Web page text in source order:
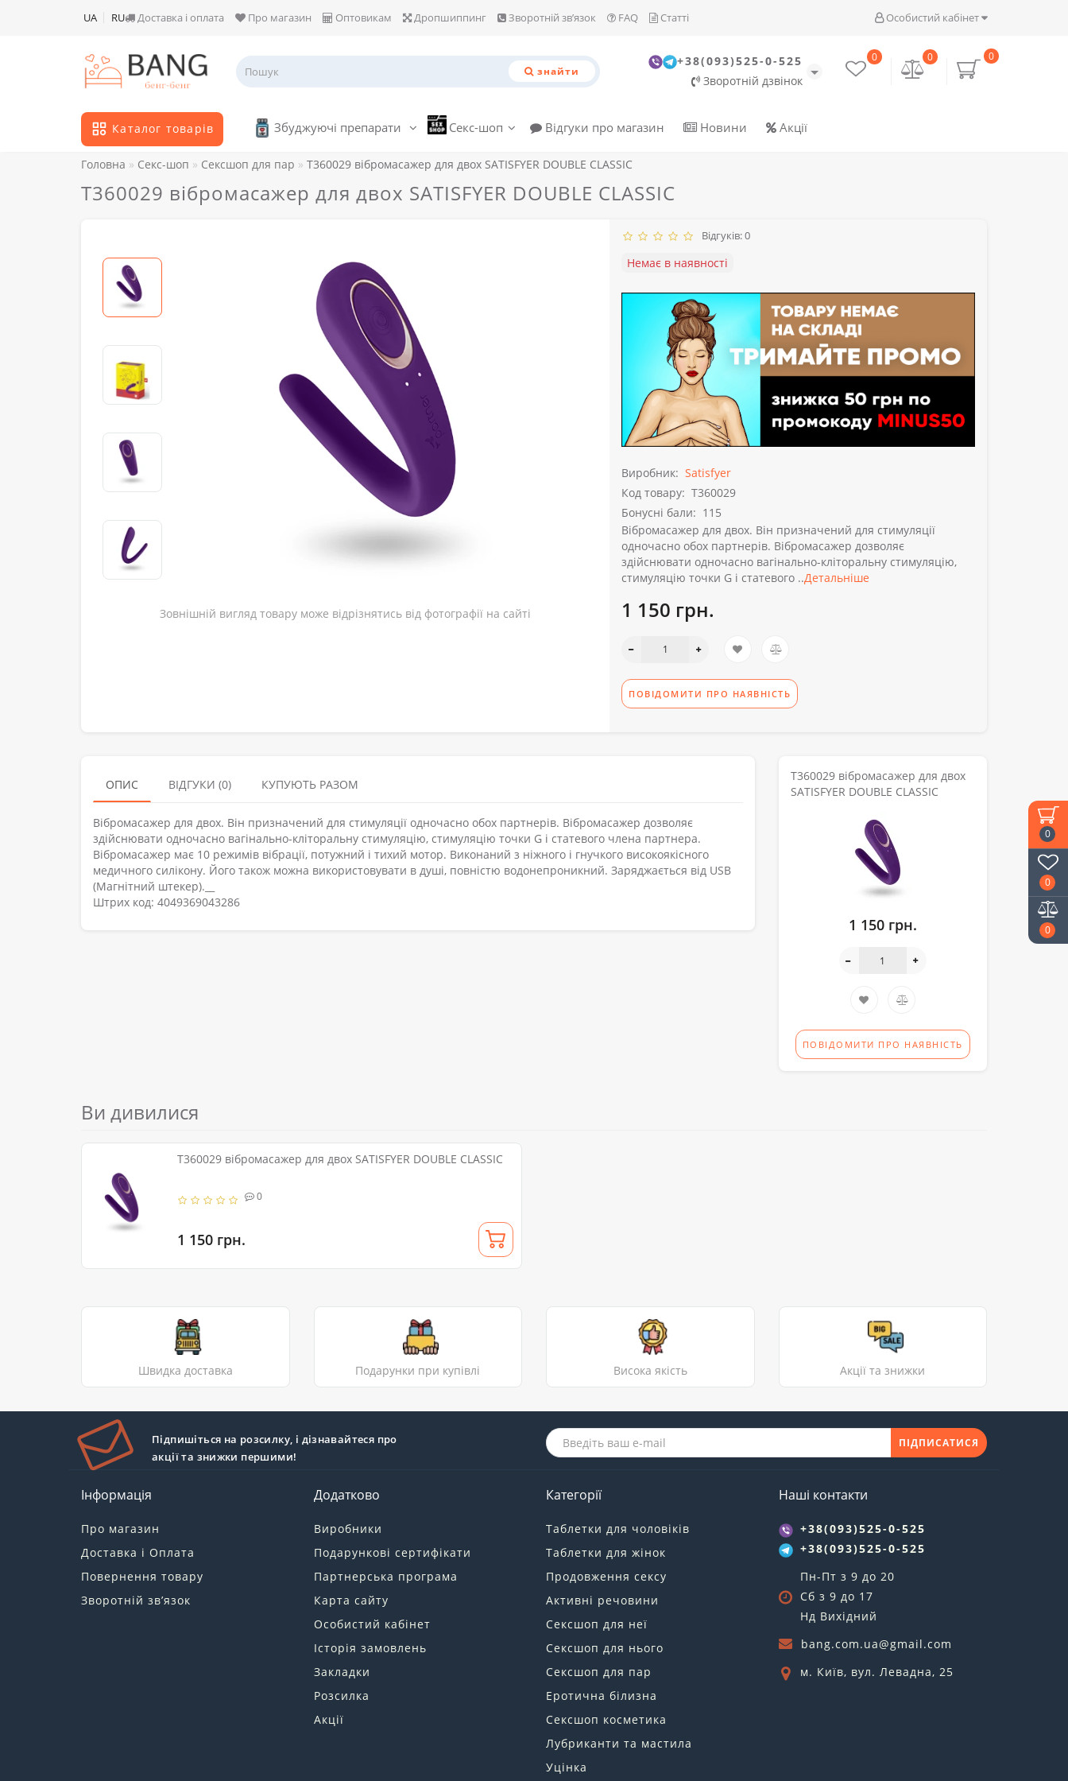
0
0
0
Особистий кабінет
UA RU Доставка і оплата Про магазин Оптовикам Дропшиппинг Зворотній зв’язок FAQ Статті
знайти
+38(093)525-0-525
Зворотній дзвінок
0
0
0
Каталог товарів Збуджуючі препарати Секс-шоп Відгуки про магазин Новини Акції
Головна Секс-шоп Сексшоп для пар T360029 вібромасажер для двох SATISFYER DOUBLE CLASSIC
T360029 вібромасажер для двох SATISFYER DOUBLE CLASSIC
Зовнішній вигляд товару може відрізнятись від фотографії на сайті
Відгуків: 0
Немає в наявності
Виробник: Satisfyer
Код товару: T360029
Бонусні бали: 115
Вібромасажер для двох. Він призначений для стимуляції
одночасно обох партнерів. Вібромасажер дозволяє
здійснювати одночасно вагінально-кліторальну стимуляцію,
стимуляцію точки G і статевого ..Детальніше
1 150 грн.
ПОВІДОМИТИ ПРО НАЯВНІСТЬ
ОПИС ВІДГУКИ (0) КУПУЮТЬ РАЗОМ
Вібромасажер для двох. Він призначений для стимуляції одночасно обох партнерів. Вібромасажер дозволяє
здійснювати одночасно вагінально-кліторальну стимуляцію, стимуляцію точки G і статевого члена партнера.
Вібромасажер має 10 режимів вібрації, потужний і тихий мотор. Виконаний з ніжного і гнучкого високоякісного
медичного силікону. Його також можна використовувати в душі, повністю водонепроникний. Заряджається від USB
(Магнітний штекер).__
Штрих код: 4049369043286
T360029 вібромасажер для двох
SATISFYER DOUBLE CLASSIC
1 150 грн.
ПОВІДОМИТИ ПРО НАЯВНІСТЬ
Ви дивилися
T360029 вібромасажер для двох SATISFYER DOUBLE CLASSIC
0
1 150 грн.
Швидка доставка Подарунки при купівлі Висока якість Акції та знижки
Підпишіться на розсилку, і дізнавайтеся про
акції та знижки першими!
ПІДПИСАТИСЯ
Інформація
Про магазин
Доставка і Оплата
Повернення товару
Зворотній зв’язок
Додатково
Виробники
Подарункові сертифікати
Партнерська програма
Карта сайту
Особистий кабінет
Історія замовлень
Закладки
Розсилка
Акції
Категорії
Таблетки для чоловіків
Таблетки для жінок
Продовження сексу
Активні речовини
Сексшоп для неї
Сексшоп для нього
Сексшоп для пар
Еротична білизна
Сексшоп косметика
Лубриканти та мастила
Уцінка
Наші контакти
+38(093)525-0-525
+38(093)525-0-525
Пн-Пт з 9 до 20
Сб з 9 до 17
Нд Вихідний
bang.com.ua@gmail.com
м. Київ, вул. Левадна, 25